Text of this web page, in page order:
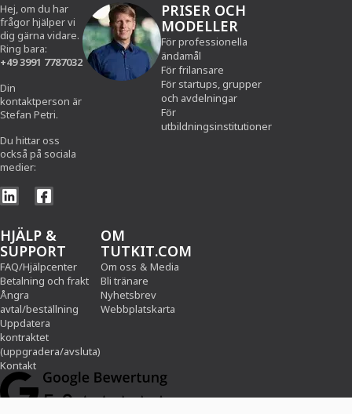
Hej, om du har
frågor hjälper vi
dig gärna vidare.
Ring bara:
+49 3991 7787032
Din
kontaktperson är
Stefan Petri.
Du hittar oss
också på sociala
medier:
PRISER OCH
MODELLER
För professionella
ändamål
För frilansare
För startups, grupper
och avdelningar
För
utbildningsinstitutioner
HJÄLP &
SUPPORT
FAQ/Hjälpcenter
Betalning och frakt
Ångra
avtal/beställning
Uppdatera
kontraktet
(uppgradera/avsluta)
Kontakt
OM
TUTKIT.COM
Om oss & Media
Bli tränare
Nyhetsbrev
Webbplatskarta